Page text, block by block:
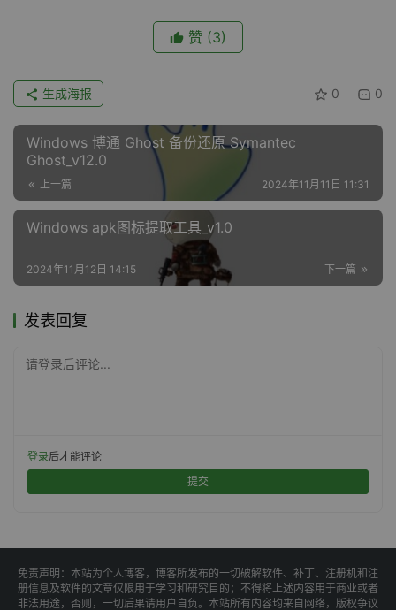
赞 (3)
0 0
生成海报
Windows 博通 Ghost 备份还原 Symantec
Ghost_v12.0
上一篇 2024年11月11日 11:31
Windows apk图标提取工具_v1.0
下一篇
2024年11月12日 14:15
发表回复
请登录后评论...
登录后才能评论
提交
免责声明：本站为个人博客，博客所发布的一切破解软件、补丁、注册机和注
册信息及软件的文章仅限用于学习和研究目的；不得将上述内容用于商业或者
非法用途，否则，一切后果请用户自负。本站所有内容均来自网络，版权争议